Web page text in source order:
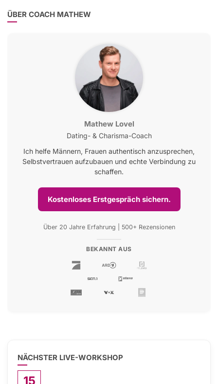
ÜBER COACH MATHEW
Mathew Lovel
Dating- & Charisma-Coach
Ich helfe Männern, Frauen authentisch anzusprechen,
Selbstvertrauen aufzubauen und echte Verbindung zu
schaffen.
Kostenloses Erstgespräch sichern.
Über 20 Jahre Erfahrung | 500+ Rezensionen
BEKANNT AUS
NÄCHSTER LIVE-WORKSHOP
15